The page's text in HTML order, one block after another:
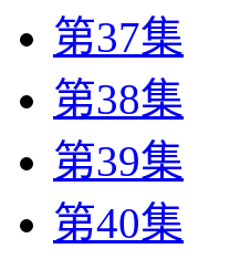
第37集
第38集
第39集
第40集